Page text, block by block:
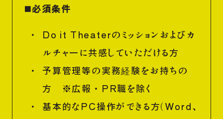
◼️必須条件
Do it Theaterのミッションおよびカ
ルチャーに共感していただける方
予算管理等の実務経験をお持ちの
方 ※広報・PR職を除く
基本的なPC操作ができる方（Word、